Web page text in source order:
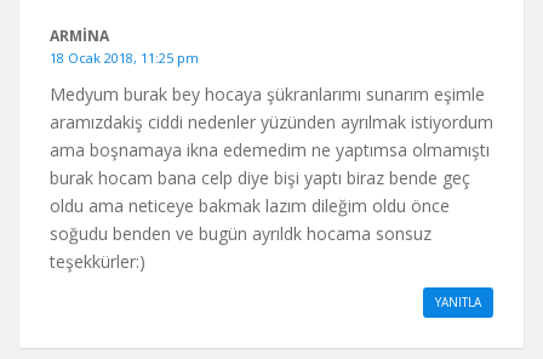
ARMİNA
18 Ocak 2018, 11:25 pm
Medyum burak bey hocaya şükranlarımı sunarım eşimle
aramızdakiş ciddi nedenler yüzünden ayrılmak istiyordum
ama boşnamaya ikna edemedim ne yaptımsa olmamıştı
burak hocam bana celp diye bişi yaptı biraz bende geç
oldu ama neticeye bakmak lazım dileğim oldu önce
soğudu benden ve bugün ayrıldk hocama sonsuz
teşekkürler:)
YANITLA